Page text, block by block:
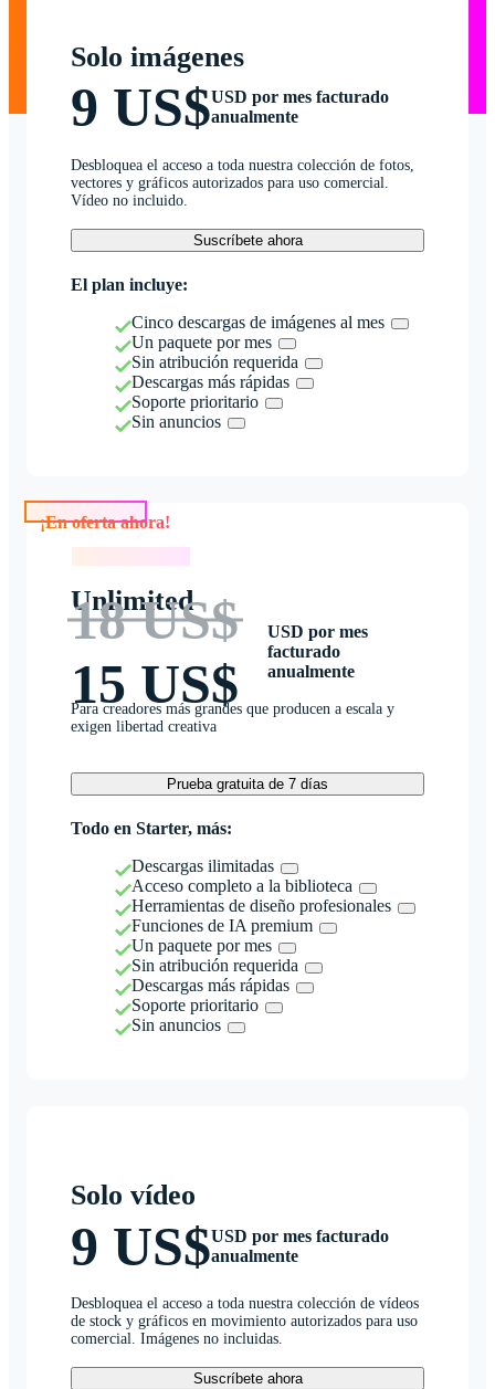
Solo imágenes
9 US$USD por mes facturado
anualmente
Desbloquea el acceso a toda nuestra colección de fotos,
vectores y gráficos autorizados para uso comercial.
Vídeo no incluido.
Suscríbete ahora
El plan incluye:
Cinco descargas de imágenes al mes
Un paquete por mes
Sin atribución requerida
Descargas más rápidas
Soporte prioritario
Sin anuncios
Unlimited
18 US$
15 US$
USD por mes
facturado
anualmente
Para creadores más grandes que producen a escala y
exigen libertad creativa
Prueba gratuita de 7 días
Todo en Starter, más:
Descargas ilimitadas
Acceso completo a la biblioteca
Herramientas de diseño profesionales
Funciones de IA premium
Un paquete por mes
Sin atribución requerida
Descargas más rápidas
Soporte prioritario
Sin anuncios
Solo vídeo
9 US$USD por mes facturado
anualmente
Desbloquea el acceso a toda nuestra colección de vídeos
de stock y gráficos en movimiento autorizados para uso
comercial. Imágenes no incluidas.
Suscríbete ahora